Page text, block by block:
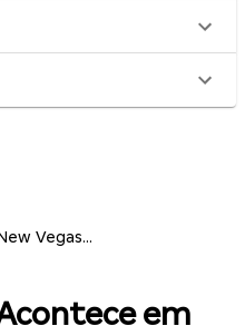
Vegas...
em